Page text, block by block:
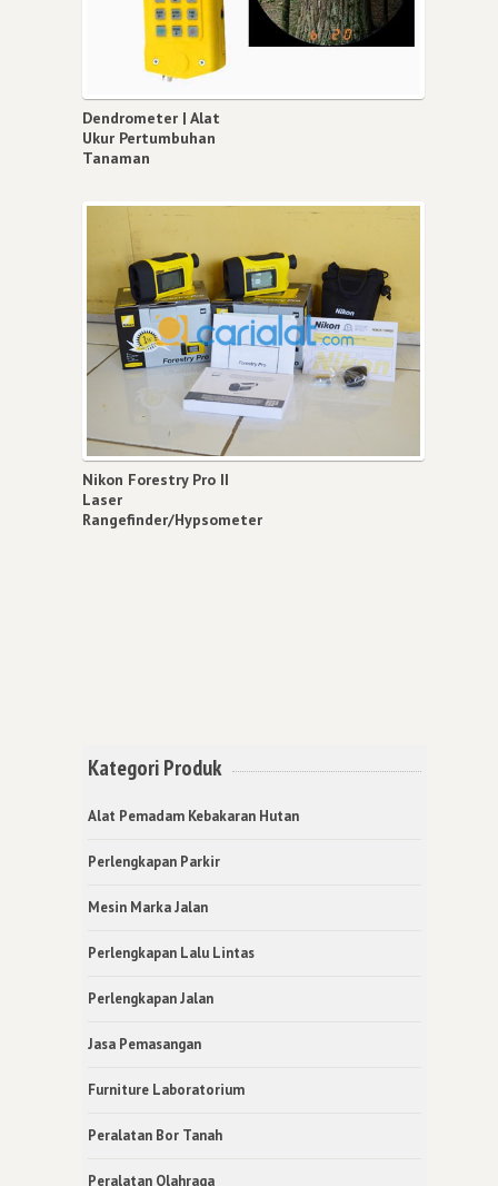
Dendrometer | Alat
Ukur Pertumbuhan
Tanaman
Nikon Forestry Pro II
Laser
Rangefinder/Hypsometer
Kategori Produk
Alat Pemadam Kebakaran Hutan
Perlengkapan Parkir
Mesin Marka Jalan
Perlengkapan Lalu Lintas
Perlengkapan Jalan
Jasa Pemasangan
Furniture Laboratorium
Peralatan Bor Tanah
Peralatan Olahraga